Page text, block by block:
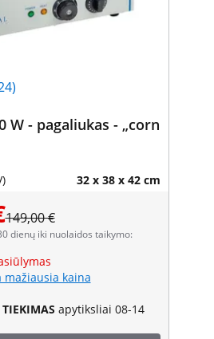
W - pagaliukas - „corn
32 x 38 x 42 cm
149,00 €
dienų iki nuolaidos taikymo:
mažiausia kaina
apytiksliai 08-14